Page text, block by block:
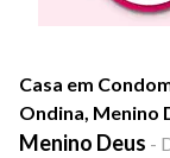
Casa em
Ondina, Menino
Menino Deus -